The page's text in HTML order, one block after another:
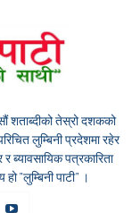
शताब्दीको तेस्रो दशकको
लुम्बिनी प्रदेशमा रहेर
ब्यावसायिक पत्रकारिता
"लुम्बिनी पाटी" ।